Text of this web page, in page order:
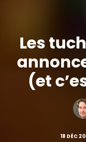
Les
(et
18 DÉC